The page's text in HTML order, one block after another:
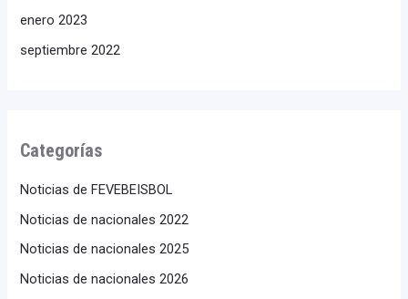
enero 2023
septiembre 2022
Categorías
Noticias de FEVEBEISBOL
Noticias de nacionales 2022
Noticias de nacionales 2025
Noticias de nacionales 2026